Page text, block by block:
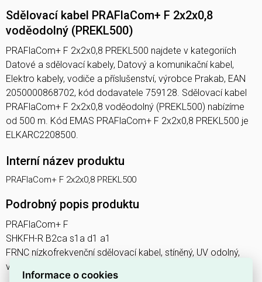
Sdělovací kabel PRAFlaCom+ F 2x2x0,8
voděodolný (PREKL500)
PRAFlaCom+ F 2x2x0,8 PREKL500 najdete v kategoriích
Datové a sdělovací kabely, Datový a komunikační kabel,
Elektro kabely, vodiče a příslušenství, výrobce Prakab, EAN
2050000868702, kód dodavatele 759128. Sdělovací kabel
PRAFlaCom+ F 2x2x0,8 voděodolný (PREKL500) nabízíme
od 500 m. Kód EMAS PRAFlaCom+ F 2x2x0,8 PREKL500 je
ELKARC2208500.
Interní název produktu
PRAFlaCom+ F 2x2x0,8 PREKL500
Podrobný popis produktu
PRAFlaCom+ F
SHKFH-R B2ca s1a d1 a1
FRNC nízkofrekvenční sdělovací kabel, stíněný, UV odolný,
voděodolný
Informace o cookies